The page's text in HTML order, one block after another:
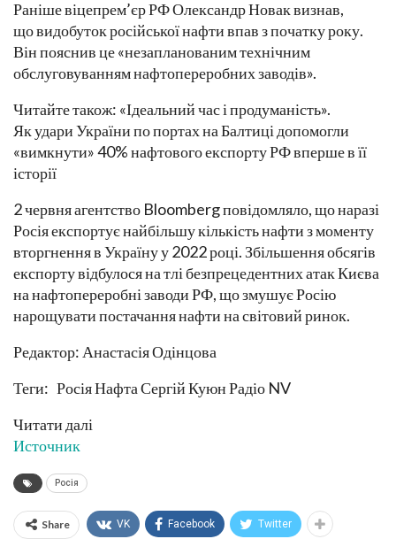
Раніше віцепрем’єр РФ Олександр Новак визнав,
що видобуток російської нафти впав з початку року.
Він пояснив це «незапланованим технічним
обслуговуванням нафтопереробних заводів».
Читайте також: «Ідеальний час і продуманість».
Як удари України по портах на Балтиці допомогли
«вимкнути» 40% нафтового експорту РФ вперше в її
історії
2 червня агентство Bloomberg повідомляло, що наразі
Росія експортує найбільшу кількість нафти з моменту
вторгнення в Україну у 2022 році. Збільшення обсягів
експорту відбулося на тлі безпрецедентних атак Києва
на нафтопереробні заводи РФ, що змушує Росію
нарощувати постачання нафти на світовий ринок.
Редактор: Анастасія Одінцова
Теги: Росія Нафта Сергій Куюн Радіо NV
Читати далі
Источник
Росія
Share VK Facebook Twitter